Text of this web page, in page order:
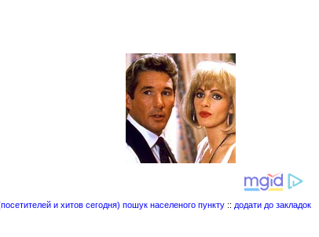
пошук населеного пункту :: додати до закладок